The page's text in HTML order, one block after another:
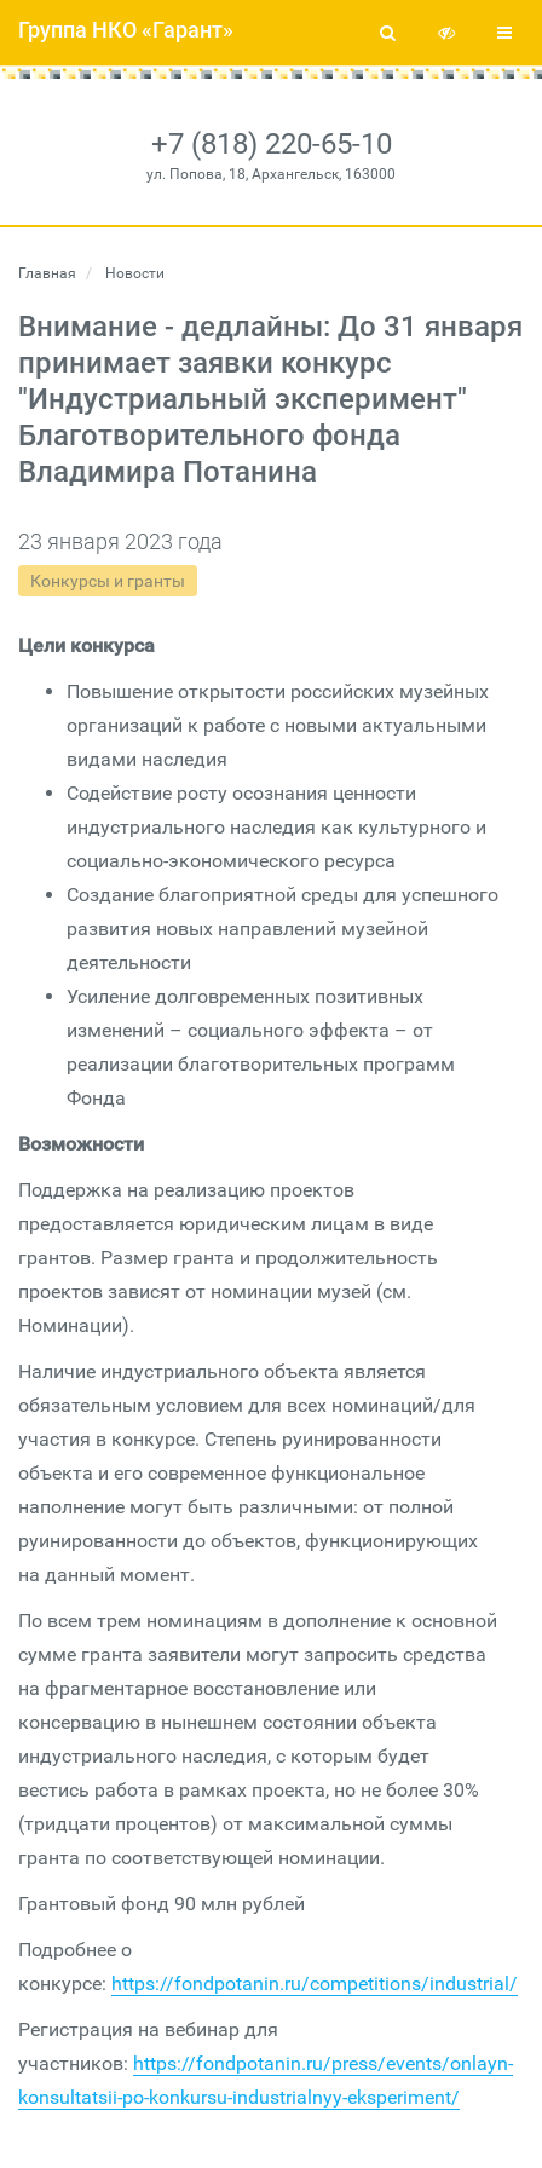
+7 (818) 220-65-10
ул. Попова, 18, Архангельск, 163000
Группа НКО «Гарант»
Главная Новости
Внимание - дедлайны: До 31 января
принимает заявки конкурс
"Индустриальный эксперимент"
Благотворительного фонда
Владимира Потанина
23 января 2023 года
Конкурсы и гранты
Цели конкурса
Повышение открытости российских музейных
организаций к работе с новыми актуальными
видами наследия
Содействие росту осознания ценности
индустриального наследия как культурного и
социально-экономического ресурса
Создание благоприятной среды для успешного
развития новых направлений музейной
деятельности
Усиление долговременных позитивных
изменений – социального эффекта – от
реализации благотворительных программ
Фонда
Возможности
Поддержка на реализацию проектов
предоставляется юридическим лицам в виде
грантов. Размер гранта и продолжительность
проектов зависят от номинации музей (см.
Номинации).
Наличие индустриального объекта является
обязательным условием для всех номинаций/для
участия в конкурсе. Степень руинированности
объекта и его современное функциональное
наполнение могут быть различными: от полной
руинированности до объектов, функционирующих
на данный момент.
По всем трем номинациям в дополнение к основной
сумме гранта заявители могут запросить средства
на фрагментарное восстановление или
консервацию в нынешнем состоянии объекта
индустриального наследия, с которым будет
вестись работа в рамках проекта, но не более 30%
(тридцати процентов) от максимальной суммы
гранта по соответствующей номинации.
Грантовый фонд 90 млн рублей
Подробнее о
конкурсе: https://fondpotanin.ru/competitions/industrial/
Регистрация на вебинар для
участников: https://fondpotanin.ru/press/events/onlayn-
konsultatsii-po-konkursu-industrialnyy-eksperiment/